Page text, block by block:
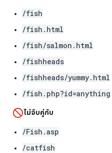
/fish
/fish.html
/fish/salmon.html
/fishheads
/fishheads/yummy.html
/fish.php?id=anything
ไม่จับคู่กับ
/Fish.asp
/catfish